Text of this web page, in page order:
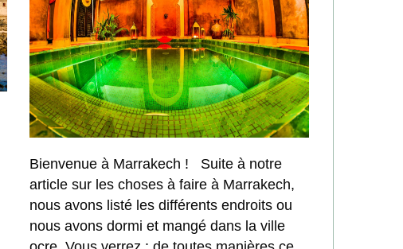
Bienvenue à Marrakech ! Suite à notre
article sur les choses à faire à Marrakech,
nous avons listé les différents endroits ou
nous avons dormi et mangé dans la ville